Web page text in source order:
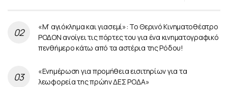
«Μ’ αγιόκλημα και γιασεμί»: Το Θερινό Κινηματοθέατρο
ΡΟΔΟΝ ανοίγει τις πόρτες του για ένα κινηματογραφικό
πενθήμερο κάτω από τα αστέρια της Ρόδου!
«Ενημέρωση για προμήθεια εισιτηρίων για τα
λεωφορεία της πρώην ΔΕΣ ΡΟΔΑ»